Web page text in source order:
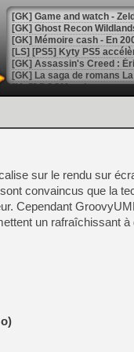
[Mo5] DOOM arrive en
[GK] Bethesda fête les 30
[GK] Roblox : l'action en
[GK] Agenda - GeForce
[GK] Devolver Digital en a
[LS] [PS5] ps5-y2jb-
[GK] Pourquoi Marvel
[GK] Test : Restory : Chill
[GK] GTA 6 : Rockstar
[GK] Hot Wheels Infinite
[GK] Mémoire cash -
[GK] Résultats Nintendo :
[GK] Déjà des
[Mo5] Brickboy cherche à
[GK] Minecraft et ses «
sur le rendu sur
convaincus que la
Cependant
un rafraîchissant à